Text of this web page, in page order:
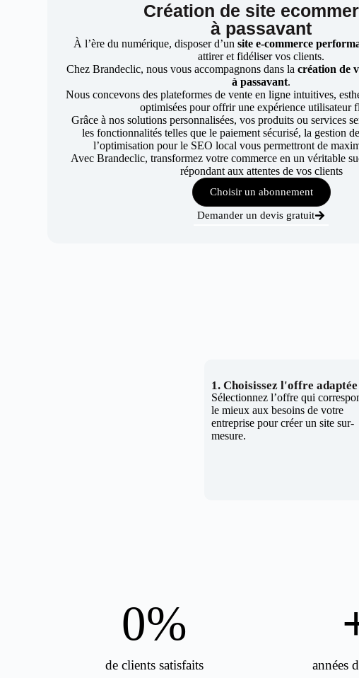
Création de site
à passavant
À l’ère du numérique, disposer d’un site e-commerce
attirer et fidéliser vos clients.
Chez Brandeclic, nous vous accompagnons dans la création de
à passavant.
Nous concevons des plateformes de vente en ligne intuitives,
optimisées pour offrir une expérience utilisateur
Grâce à nos solutions personnalisées, vos produits ou services
les fonctionnalités telles que le paiement sécurisé, la gestion
l’optimisation pour le SEO local vous permettront de
Avec Brandeclic, transformez votre commerce en un véritable
répondant aux attentes de vos clients
Choisir un abonnement
Demander un devis gratuit
1. Choisissez l'offre adaptée
Sélectionnez l’offre qui
le mieux aux besoins de votre
entreprise pour créer un site sur-
mesure.
de clients satisfaits
0%
années